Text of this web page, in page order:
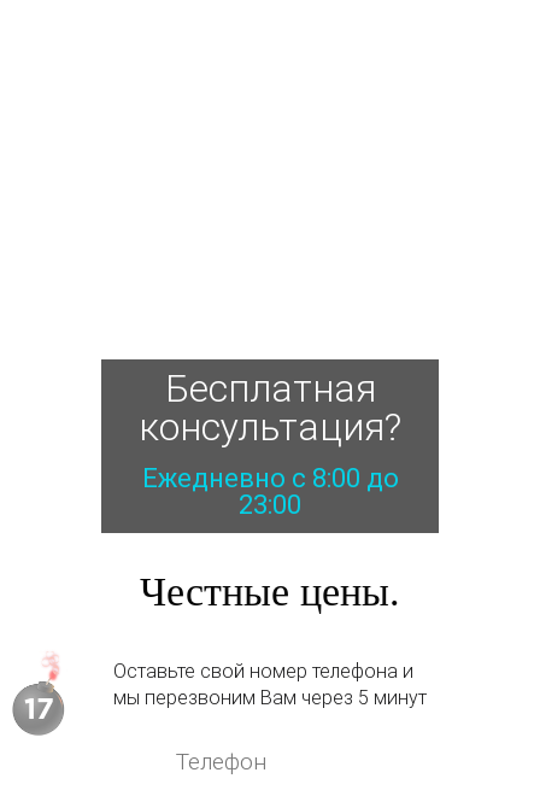
Бесплатная
консультация?
Ежедневно с 8:00 до
23:00
Честные цены.
Оставьте свой номер телефона и
мы перезвоним Вам через 5 минут
15